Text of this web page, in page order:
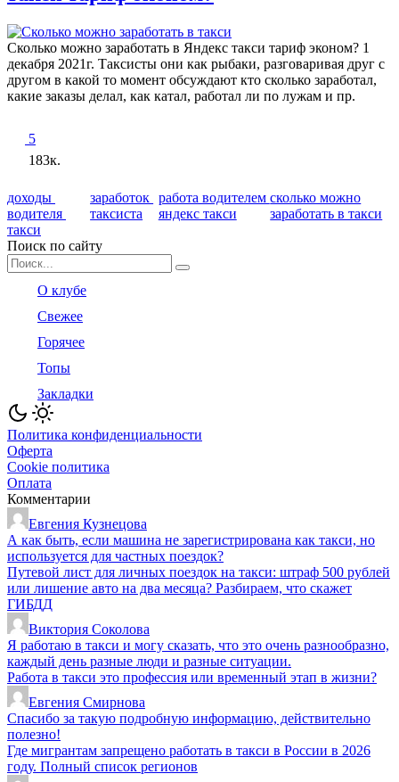
Сколько можно заработать в Яндекс такси тариф эконом? 1
декабря 2021г. Таксисты они как рыбаки, разговаривая друг с
другом в какой то момент обсуждают кто сколько заработал,
какие заказы делал, как катал, работал ли по лужам и пр.
5
183к.
доходы
водителя
такси
заработок
таксиста
работа водителем
яндекс такси
сколько можно
заработать в такси
Поиск по сайту
Search
for:
О клубе
Свежее
Горячее
Топы
Закладки
Политика конфиденциальности
Оферта
Cookie политика
Оплата
Комментарии
Евгения Кузнецова
А как быть, если машина не зарегистрирована как такси, но
используется для частных поездок?
Путевой лист для личных поездок на такси: штраф 500 рублей
или лишение авто на два месяца? Разбираем, что скажет
ГИБДД
Виктория Соколова
Я работаю в такси и могу сказать, что это очень разнообразно,
каждый день разные люди и разные ситуации.
Работа в такси это профессия или временный этап в жизни?
Евгения Смирнова
Спасибо за такую подробную информацию, действительно
полезно!
Где мигрантам запрещено работать в такси в России в 2026
году. Полный список регионов